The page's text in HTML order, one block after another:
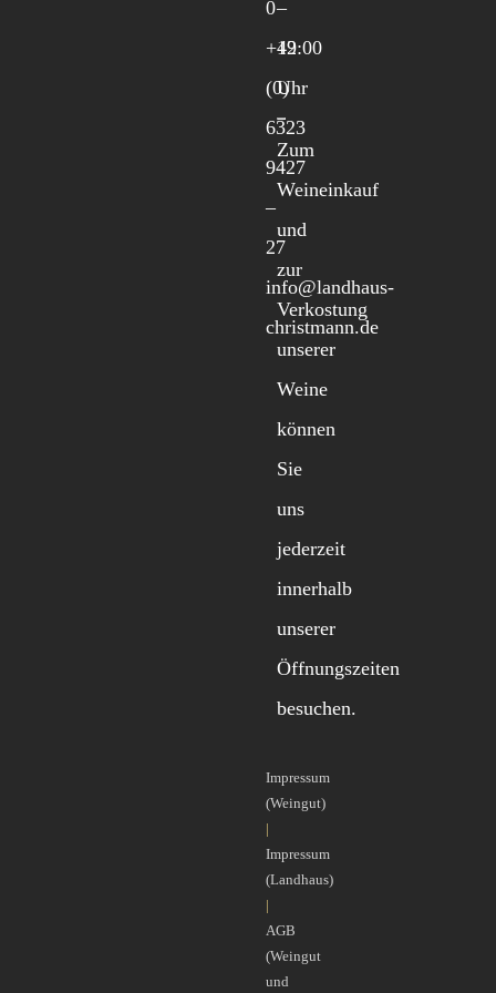
0
+49
(0)
6323
9427
–
27
info@landhaus-
christmann.de
–
12:00
Uhr
Zum
Weineinkauf
und
zur
Verkostung
unserer
Weine
können
Sie
uns
jederzeit
innerhalb
unserer
Öffnungszeiten
besuchen.
Impressum
(Weingut)
|
Impressum
(Landhaus)
|
AGB
(Weingut
und